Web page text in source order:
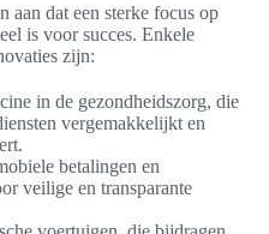
aan dat een sterke focus op
is voor succes. Enkele
zijn:
in de gezondheidszorg, die
vergemakkelijkt en
betalingen en
veilige en transparante